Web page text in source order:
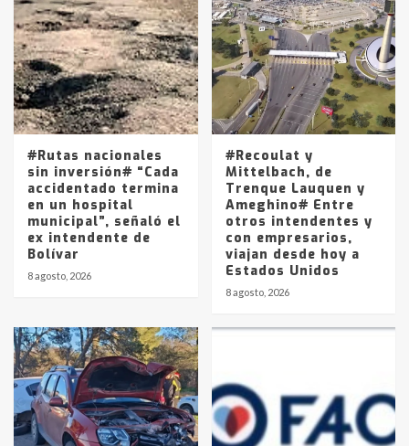
4
joven de Trenque Lauquen
5
Los precios de los combustibles en
La Pampa, desde YPF hasta Axion
entre 857 a 1338 pesos
#Rutas nacionales
sin inversión# “Cada
accidentado termina
en un hospital
municipal”, señaló el
ex intendente de
Bolívar
8 agosto, 2026
#Recoulat y
Mittelbach, de
Trenque Lauquen y
Ameghino# Entre
otros intendentes y
con empresarios,
viajan desde hoy a
Estados Unidos
8 agosto, 2026